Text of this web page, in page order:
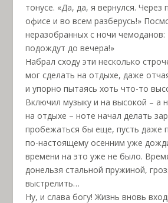
тонусе. «Да, да, я вернулся. Через
офисе и во всем разберусь!»
неразобранных с ночи чемоданов:
подождут до вечера!»
Набрал сходу эти несколько
мог сделать на отдыхе, даже
и упорно пытаясь хоть что-то
Включил музыку и на высокой – а
на отдыхе – ноте начал делать
пробежаться бы еще, пусть даже
по-настоящему осенним уже
времени на это уже не было.
донельзя стальной пружиной,
выстрелить…
Ну, и слава богу! Жизнь вновь